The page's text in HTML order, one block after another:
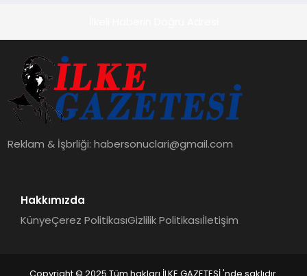
Reklam & İşbrliği:habersonuclari@gmail.com
Hakkımızda
KünyeÇerez PolitikasıGizlilik Politikasıİletişim
Copyright © 2025 Tüm hakları İLKE GAZETESİ 'nde saklıdır.